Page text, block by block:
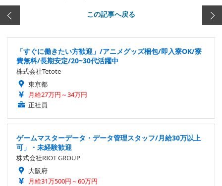
この記事へ戻る
「すぐに働きたい方歓迎」/アニメグッズ梱包/即入寮OK/寮
費無料/長期安定/20~30代活躍中
株式会社Tetote
東京都
月給27万円～34万円
正社員
ゲームマスターデータ・データ管理スタッフ/月給30万以上
可」・未経験歓迎
株式会社RIOT GROUP
大阪府
月給31万500円～60万円